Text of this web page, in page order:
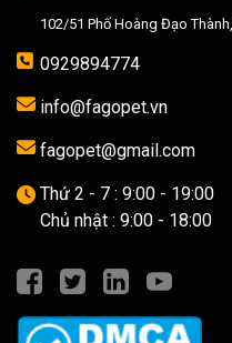
102/51 Phố Hoàng Đạo
0929894774
info@fagopet.vn
fagopet@gmail.com
Thứ 2 - 7 : 9:00 - 19:00
Chủ nhật : 9:00 - 18:00